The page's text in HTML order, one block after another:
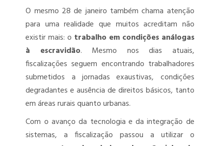
O mesmo 28 de janeiro também chama atenção
para uma realidade que muitos acreditam não
existir mais: o trabalho em condições análogas
à escravidão. Mesmo nos dias atuais,
fiscalizações seguem encontrando trabalhadores
submetidos a jornadas exaustivas, condições
degradantes e ausência de direitos básicos, tanto
em áreas rurais quanto urbanas.
Com o avanço da tecnologia e da integração de
sistemas, a fiscalização passou a utilizar o